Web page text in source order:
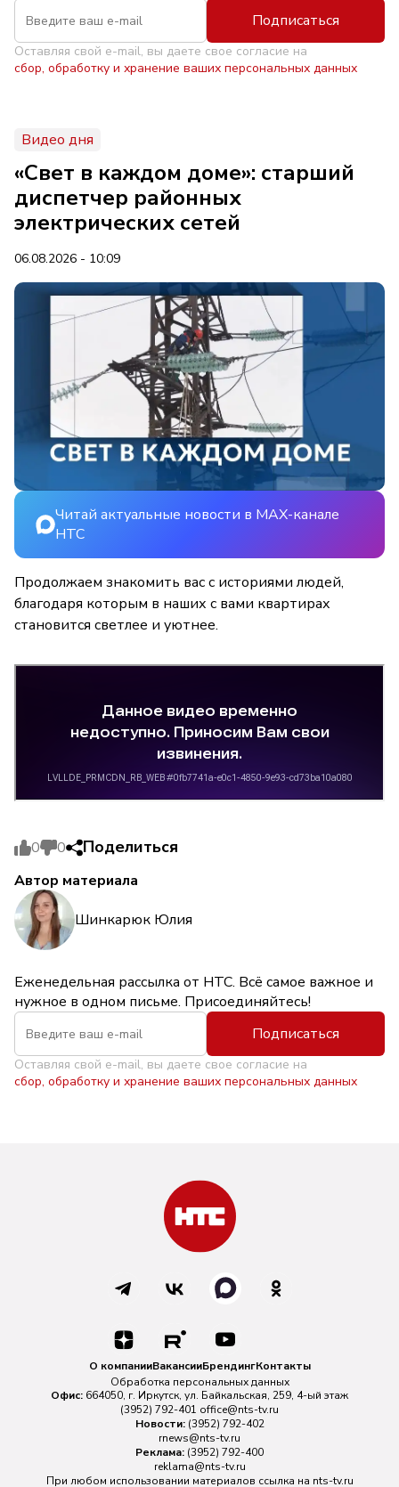
Подписаться
Оставляя свой e-mail, вы даете свое согласие на
сбор, обработку и хранение ваших персональных данных
Видео дня
«Свет в каждом доме»: старший
диспетчер районных
электрических сетей
06.08.2026 - 10:09
Читай актуальные новости в MAX-канале
НТС
Продолжаем знакомить вас с историями людей,
благодаря которым в наших с вами квартирах
становится светлее и уютнее.
0 0 Поделиться
Автор материала
Шинкарюк Юлия
Еженедельная рассылка от НТС. Всё самое важное и
нужное в одном письме. Присоединяйтесь!
Подписаться
Оставляя свой e-mail, вы даете свое согласие на
сбор, обработку и хранение ваших персональных данных
О компанииВакансииБрендингКонтакты
Обработка персональных данных
Офис: 664050, г. Иркутск, ул. Байкальская, 259, 4-ый этаж
(3952) 792-401 office@nts-tv.ru
Новости: (3952) 792-402
rnews@nts-tv.ru
Реклама: (3952) 792-400
reklama@nts-tv.ru
При любом использовании материалов ссылка на nts-tv.ru